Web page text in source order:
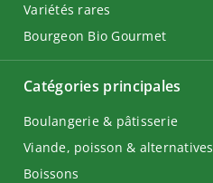
Catégories principales
Boulangerie & pâtisserie
Viande, poisson & alternatives
Boissons
Variétés rares
Bourgeon Bio Gourmet